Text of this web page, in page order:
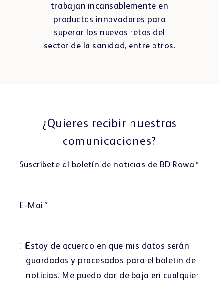
trabajan incansablemente en
productos innovadores para
superar los nuevos retos del
sector de la sanidad, entre otros.
¿Quieres recibir nuestras
comunicaciones?
Suscríbete al boletín de noticias de BD Rowa™
E-Mail*
Estoy de acuerdo en que mis datos serán
guardados y procesados para el boletín de
noticias. Me puedo dar de baja en cualquier